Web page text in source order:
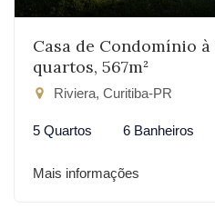
Casa de Condomínio à
quartos, 567m²
Riviera, Curitiba-PR
5 Quartos 6 Banheiros
Mais informações